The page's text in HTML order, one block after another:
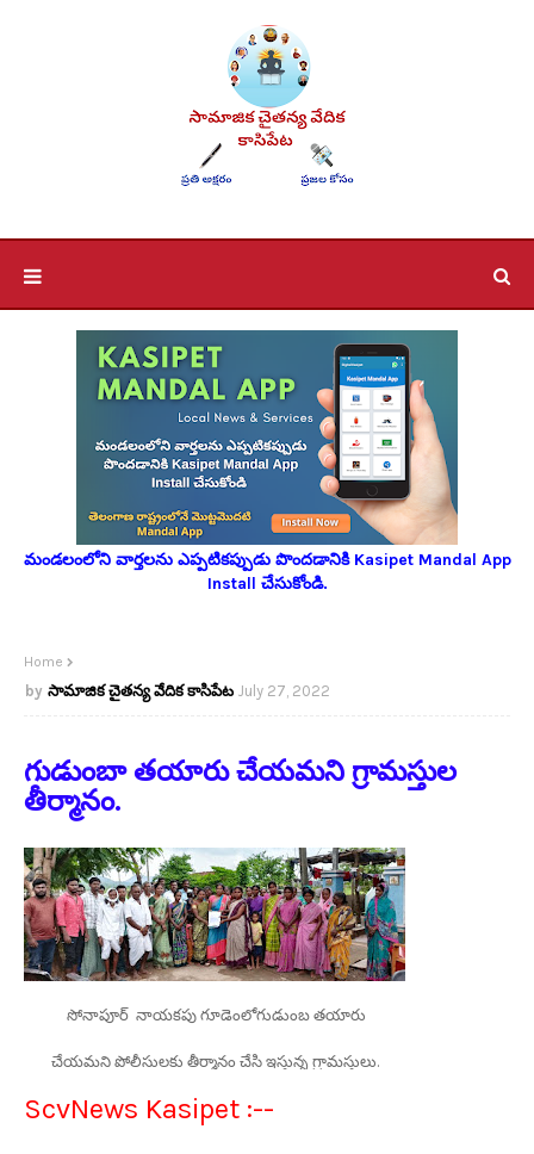
మండలంలోని వార్తలను ఎప్పటికప్పుడు పొందడానికి Kasipet Mandal App
Install చేసుకోండి.
Home
సామాజిక చైతన్య వేదిక కాసిపేట July 27, 2022
గుడుంబా తయారు చేయమని గ్రామస్తుల
తీర్మానం.
సోనాపూర్ నాయకపు గూడెంలోగుడుంబ తయారు
చేయమని పోలీసులకు తీర్మానం చేసి ఇస్తున్న గ్రామస్తులు.
ScvNews Kasipet :--